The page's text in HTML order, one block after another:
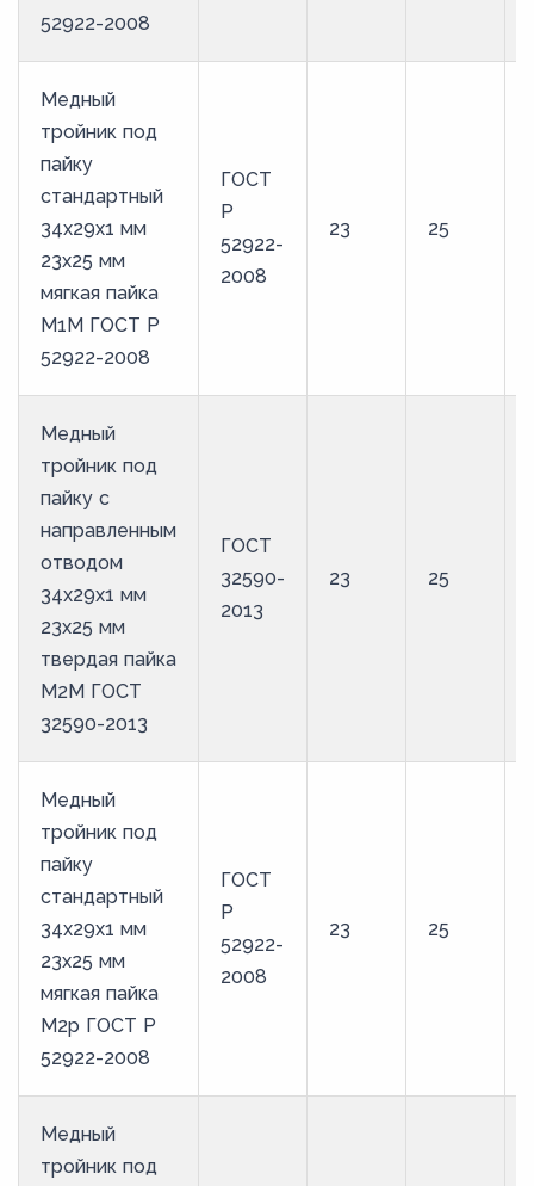
52922-2008
Медный
тройник под
пайку
стандартный
34х29х1 мм
23х25 мм
мягкая пайка
М1М ГОСТ Р
52922-2008
ГОСТ
Р
52922-
2008
23 25
Медный
тройник под
пайку с
направленным
отводом
34х29х1 мм
23х25 мм
твердая пайка
М2М ГОСТ
32590-2013
ГОСТ
32590-
2013
23 25
Медный
тройник под
пайку
стандартный
34х29х1 мм
23х25 мм
мягкая пайка
М2р ГОСТ Р
52922-2008
ГОСТ
Р
52922-
2008
23 25
Медный
тройник под